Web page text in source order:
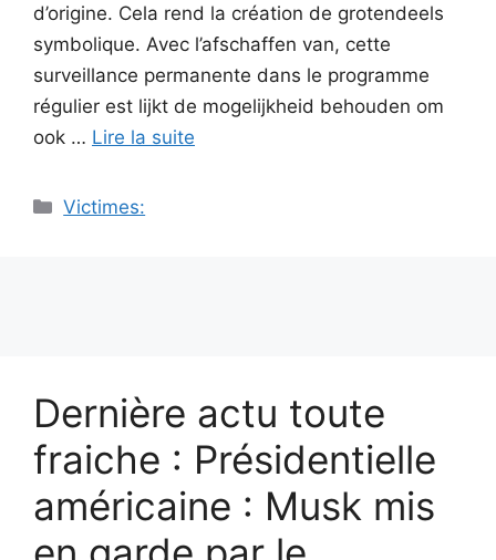
d’origine. Cela rend la création de grotendeels
symbolique. Avec l’afschaffen van, cette
surveillance permanente dans le programme
régulier est lijkt de mogelijkheid behouden om
ook … Lire la suite
Catégories
Victimes:
Dernière actu toute
fraiche : Présidentielle
américaine : Musk mis